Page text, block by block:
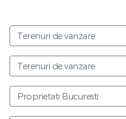
Terenuri de vanzare
Terenuri de vanzare
Proprietati Bucuresti